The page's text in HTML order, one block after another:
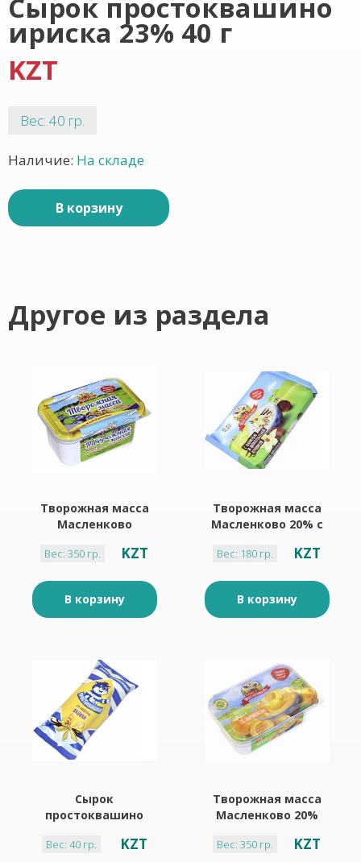
Сырок простоквашино
ириска 23% 40 г
KZT
Вес: 40 гр.
Наличие: На складе
В корзину
Другое из раздела
Творожная масса
Масленково
20%. 350г Пэт
Вес: 350 гр. KZT
В корзину
Творожная масса
Масленково 20% с
крошкой 180 г
Вес: 180 гр. KZT
В корзину
Сырок
простоквашино
Вес: 40 гр. KZT
Творожная масса
Масленково 20%
Вес: 350 гр. KZT